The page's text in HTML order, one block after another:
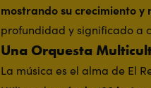
mostrando su crecimiento y
profundidad y significado a
Una Orquesta
La música es el alma de El